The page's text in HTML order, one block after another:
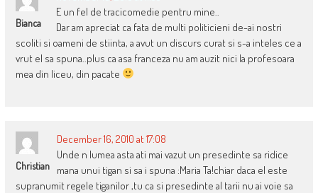
Bianca
E un fel de tracicomedie pentru mine..
Dar am apreciat ca fata de multi politicieni de-ai nostri
scoliti si oameni de stiinta, a avut un discurs curat si s-a inteles ce a
vrut el sa spuna..plus ca asa franceza nu am auzit nici la profesoara
mea din liceu, din pacate
Christian
December 16, 2010 at 17:08
Unde n lumea asta ati mai vazut un presedinte sa ridice
mana unui tigan si sa i spuna :Maria Ta!chiar daca el este
supranumit regele tiganilor ,tu ca si presedinte al tarii nu ai voie sa